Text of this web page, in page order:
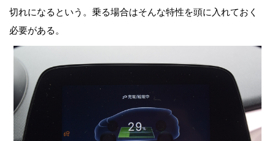
切れになるという。乗る場合はそんな特性を頭に入れておく
必要がある。